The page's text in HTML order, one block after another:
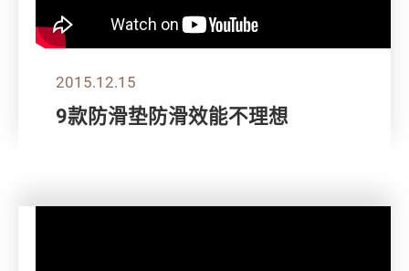
2015.12.15
9款防滑垫防滑效能不理想